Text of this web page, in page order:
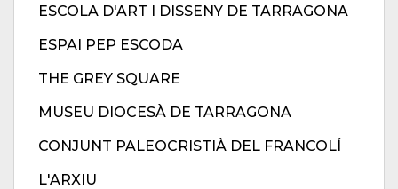
ESCOLA D'ART I DISSENY DE TARRAGONA
ESPAI PEP ESCODA
THE GREY SQUARE
MUSEU DIOCESÀ DE TARRAGONA
CONJUNT PALEOCRISTIÀ DEL FRANCOLÍ
L'ARXIU